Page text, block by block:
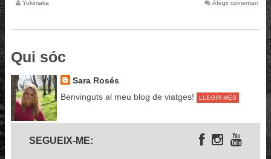
Yukimaka Afegir comentari
Qui sóc
Sara Rosés
Benvinguts al meu blog de viatges!
LLEGIR MÉS
SEGUEIX-ME: